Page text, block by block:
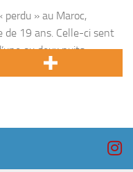
» au Maroc,
de 19 ans. Celle-ci sent
ou deux nuits